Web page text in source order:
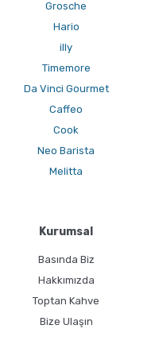
çeşitleri
ürünler
yapısı ve aromatik
marka, İtalyan kahve
tarafından sık
Kahve
uyumlu alternatifler
kullanıcılar için
notalar sunabilir.
Grosche
Hario
illy
Timemore
Da Vinci Gourmet
Caffeo
Cook
Neo Barista
Melitta
Kurumsal
Basında Biz
Hakkımızda
Toptan Kahve
Bize Ulaşın